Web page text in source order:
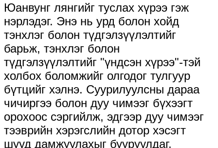
Юанвунг лянгийг туслах хүрээ гэж
нэрлэдэг. Энэ нь урд болон хойд
тэнхлэг болон түдгэлзүүлэлтийг
барьж, тэнхлэг болон
түдгэлзүүлэлтийг "үндсэн хүрээ"-тэй
холбох боломжийг олгодог тулгуур
бүтцийг хэлнэ. Суурилуулсны дараа
чичиргээ болон дуу чимээг бүхээгт
орохоос сэргийлж, эдгээр дуу чимээг
тээврийн хэрэгслийн дотор хэсэгт
шууд дамжуулахыг бууруулдаг.